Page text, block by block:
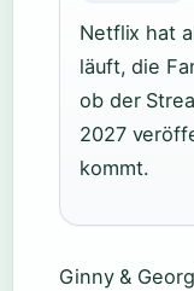
Netflix hat
läuft, die
ob der
2027
kommt.
Ginny &